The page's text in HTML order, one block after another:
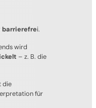
barrierefrei.
wird
– z. B. die
die
für